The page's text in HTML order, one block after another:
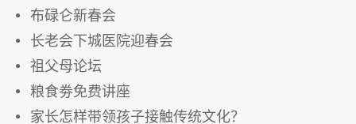
布碌仑新春会
长老会下城医院迎春会
祖父母论坛
粮食劵免费讲座
家长怎样带领孩子接触传统文化？